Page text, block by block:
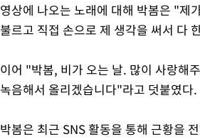
영상에 나오는 노래에 대해 박봄은 "제
불르고 직접 손으로 제 생각을 써서 다
이어 "박봄, 비가 오는 날. 많이 사랑해
녹음해서 올리겠습니다"라고 덧붙였다.
박봄은 최근 SNS 활동을 통해 근황을